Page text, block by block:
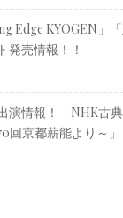
Edge KYOGEN」
発売情報！！
演情報！ NHK古
回京都薪能より～」